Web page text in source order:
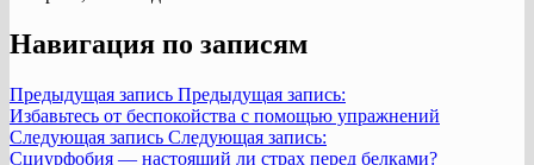
Навигация по записям
Предыдущая запись Предыдущая запись:
Избавьтесь от беспокойства с помощью упражнений
Следующая запись Следующая запись:
Сциурфобия — настоящий ли страх перед белками?